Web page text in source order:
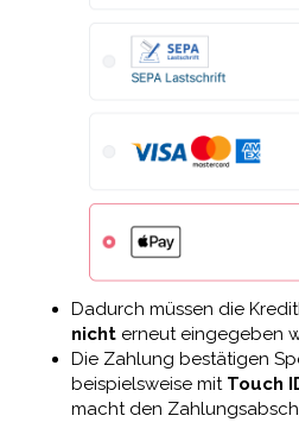
Dadurch müssen die
nicht erneut eingegeben
Die Zahlung bestätigen
beispielsweise mit Touch
macht den